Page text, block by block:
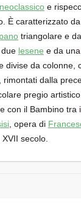
e
È caratterizzato
triangolare e
lesene e da una
divise da colonne,
rimontati dalla
pregio
con il Bambino tra i
, opera di
secolo.